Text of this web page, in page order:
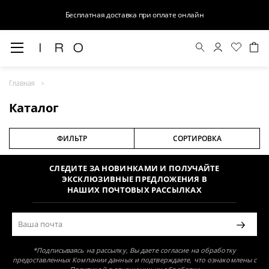
Бесплатная доставка при оплате онлайн
Главная
Каталог
ФИЛЬТР СОРТИРОВКА
Раздел не найден
СЛЕДИТЕ ЗА НОВИНКАМИ И ПОЛУЧАЙТЕ
ЭКСКЛЮЗИВНЫЕ ПРЕДЛОЖЕНИЯ В
НАШИХ ПОЧТОВЫХ РАССЫЛКАХ
*Подписываясь на рассылку, Вы даете согласие на обработку
предоставленных Компании данных и подтверждаете, что ознакомлены с